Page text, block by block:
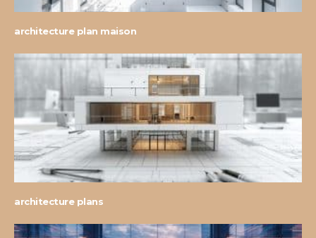
architecture plan maison
architecture plans